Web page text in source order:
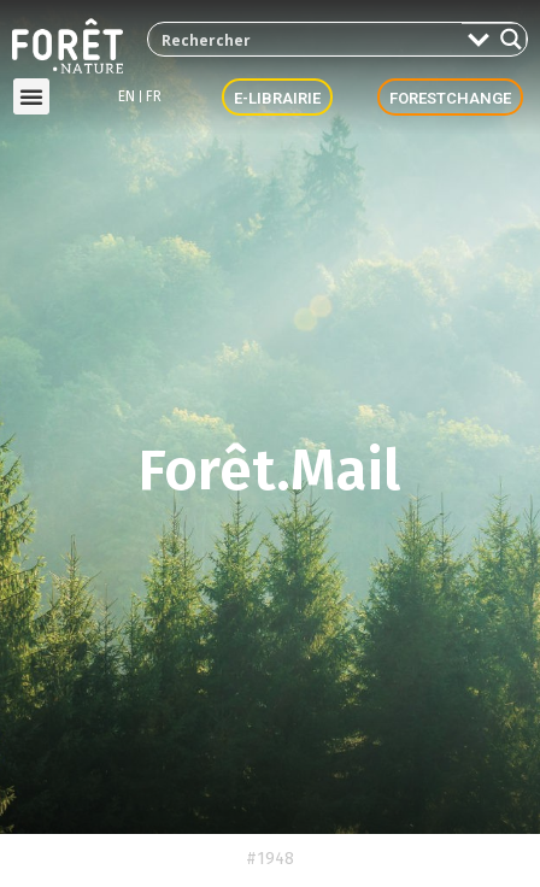
EN FR E-LIBRAIRIE FORESTCHANGE
Forêt.Mail
#1948